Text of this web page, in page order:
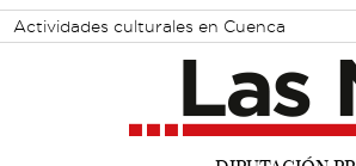
Actividades culturales en Cuenca